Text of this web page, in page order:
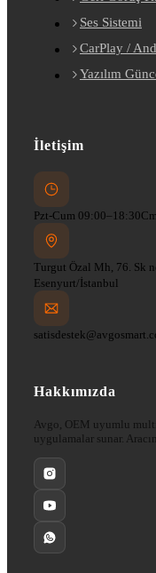
Ses Sistemi
CarPlay /
Yazılım
İletişim
Pzt-Cum 09:00–18:30
Turgut Özal Mh, 76. Sk
Esenyurt/İstanbul
Hakkımızda
Avgo, OEM uyumlu
uygulamalar sunar.